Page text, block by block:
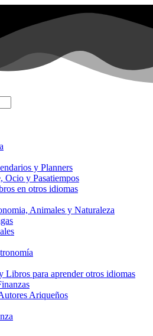
y Planners
Ocio y Pasatiempos
en otros idiomas
Animales y Naturaleza
Libros para aprender otros idiomas
Ariqueños